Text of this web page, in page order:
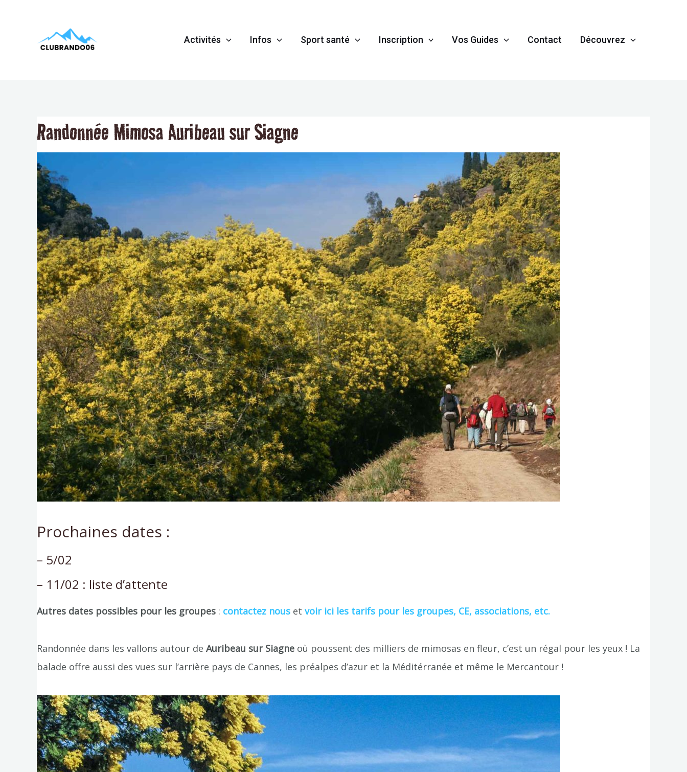
Activités Infos Sport santé Inscription Vos Guides Contact Découvrez
Randonnée Mimosa Auribeau sur Siagne
Prochaines dates :
– 5/02
– 11/02 : liste d’attente
Autres dates possibles pour les groupes : contactez nous et voir ici les tarifs pour les groupes, CE, associations, etc.
Randonnée dans les vallons autour de Auribeau sur Siagne où poussent des milliers de mimosas en fleur, c’est un régal pour les yeux ! La
balade offre aussi des vues sur l’arrière pays de Cannes, les préalpes d’azur et la Méditérranée et même le Mercantour !
de
l’article